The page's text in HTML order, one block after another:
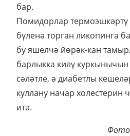
бар.
Помидорлар термоэшкәртү
бүленә торган ликопинга
бу яшелчә йөрәк-кан
барлыкка килү куркынычын
сәләтле, ә диабетлы
куллану начар холестерин
итә.